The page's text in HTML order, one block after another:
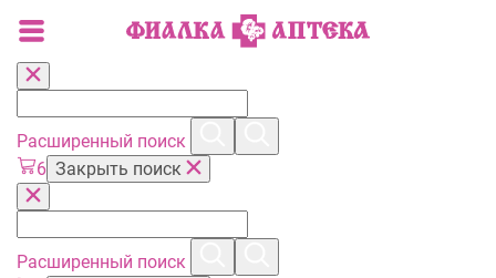
Расширенный поиск
6 Закрыть поиск
Расширенный поиск